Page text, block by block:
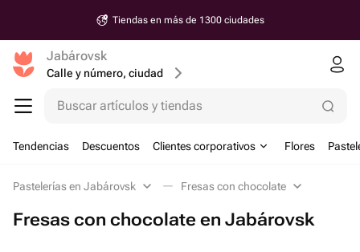
Tiendas en más de 1300 ciudades
Jabárovsk
Calle y número, ciudad
Buscar artículos y tiendas
Tendencias Descuentos Clientes corporativos Flores
Pastelerías en Jabárovsk Fresas con chocolate
Fresas con chocolate en Jabárovsk